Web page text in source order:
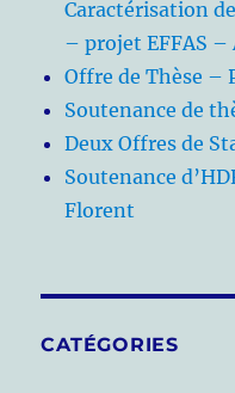
Caractérisation
– projet EFFAS –
Offre de Thèse –
Soutenance de
Deux Offres de
Soutenance
Florent
CATÉGORIES